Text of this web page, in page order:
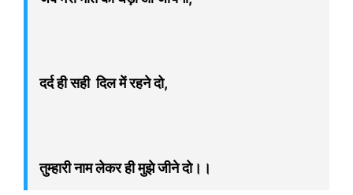
दर्द ही सही दिल में रहने दो,
तुम्हारी नाम लेकर ही मुझे जीने दो।।